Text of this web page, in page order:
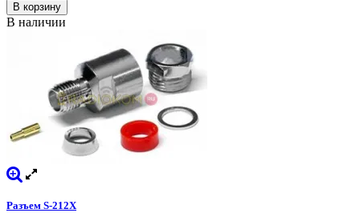
В корзину
В наличии
Разъем S-212X